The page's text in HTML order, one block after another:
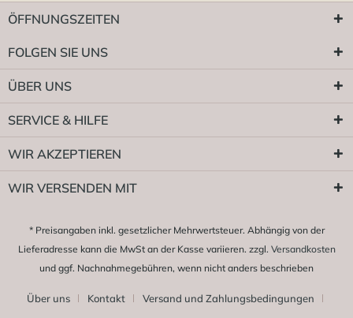
ÖFFNUNGSZEITEN
FOLGEN SIE UNS
ÜBER UNS
SERVICE & HILFE
WIR AKZEPTIEREN
WIR VERSENDEN MIT
* Preisangaben inkl. gesetzlicher Mehrwertsteuer. Abhängig von der
Lieferadresse kann die MwSt an der Kasse variieren. zzgl. Versandkosten
und ggf. Nachnahmegebühren, wenn nicht anders beschrieben
Über uns Kontakt
Versand und Zahlungsbedingungen